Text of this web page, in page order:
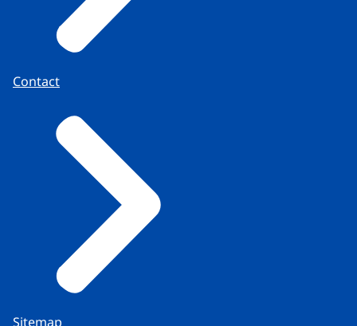
Contact
Sitemap